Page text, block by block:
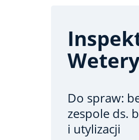
Do spraw:
zespole ds.
i utylizacji